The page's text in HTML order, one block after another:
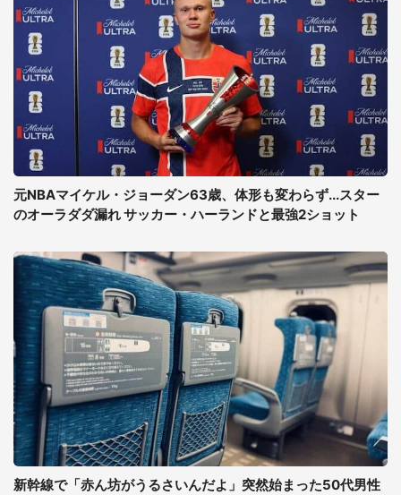
元NBAマイケル・ジョーダン63歳、体形も変わらず...スター
のオーラダダ漏れ サッカー・ハーランドと最強2ショット
新幹線で「赤ん坊がうるさいんだよ」突然始まった50代男性